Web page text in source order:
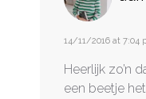
14/11/2016 at 7:04
Heerlijk zo’n
een beetje